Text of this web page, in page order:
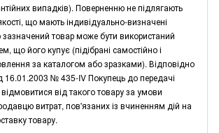
випадків). Поверненню не підлягають
що мають індивідуально-визначені
зазначений товар може бути використаний
що його купує (підібрані самостійно і
за каталогом або зразками). Відповідно
16.01.2003 № 435-IV Покупець до передачі
від такого товару за умови
витрат, пов'язаних із вчиненням дій на
товару.